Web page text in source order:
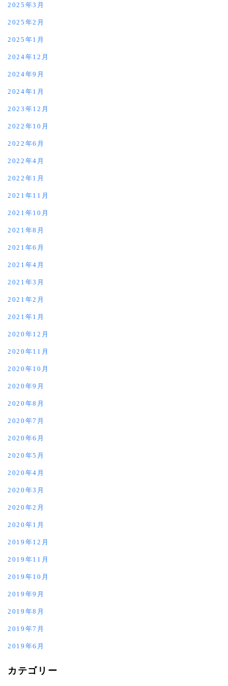
2025年3月
2025年2月
2025年1月
2024年12月
2024年9月
2024年1月
2023年12月
2022年10月
2022年6月
2022年4月
2022年1月
2021年11月
2021年10月
2021年8月
2021年6月
2021年4月
2021年3月
2021年2月
2021年1月
2020年12月
2020年11月
2020年10月
2020年9月
2020年8月
2020年7月
2020年6月
2020年5月
2020年4月
2020年3月
2020年2月
2020年1月
2019年12月
2019年11月
2019年10月
2019年9月
2019年8月
2019年7月
2019年6月
カテゴリー